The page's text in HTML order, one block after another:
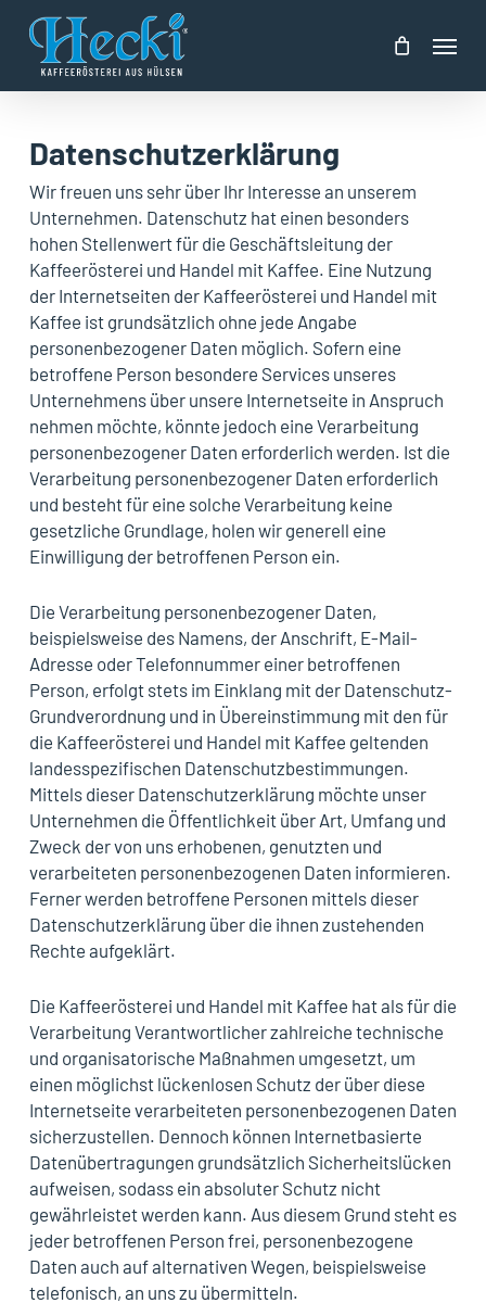
content
Menu
Datenschutzerklärung
Wir freuen uns sehr über Ihr Interesse an unserem
Unternehmen. Datenschutz hat einen besonders
hohen Stellenwert für die Geschäftsleitung der
Kaffeerösterei und Handel mit Kaffee. Eine Nutzung
der Internetseiten der Kaffeerösterei und Handel mit
Kaffee ist grundsätzlich ohne jede Angabe
personenbezogener Daten möglich. Sofern eine
betroffene Person besondere Services unseres
Unternehmens über unsere Internetseite in Anspruch
nehmen möchte, könnte jedoch eine Verarbeitung
personenbezogener Daten erforderlich werden. Ist die
Verarbeitung personenbezogener Daten erforderlich
und besteht für eine solche Verarbeitung keine
gesetzliche Grundlage, holen wir generell eine
Einwilligung der betroffenen Person ein.
Die Verarbeitung personenbezogener Daten,
beispielsweise des Namens, der Anschrift, E-Mail-
Adresse oder Telefonnummer einer betroffenen
Person, erfolgt stets im Einklang mit der Datenschutz-
Grundverordnung und in Übereinstimmung mit den für
die Kaffeerösterei und Handel mit Kaffee geltenden
landesspezifischen Datenschutzbestimmungen.
Mittels dieser Datenschutzerklärung möchte unser
Unternehmen die Öffentlichkeit über Art, Umfang und
Zweck der von uns erhobenen, genutzten und
verarbeiteten personenbezogenen Daten informieren.
Ferner werden betroffene Personen mittels dieser
Datenschutzerklärung über die ihnen zustehenden
Rechte aufgeklärt.
Die Kaffeerösterei und Handel mit Kaffee hat als für die
Verarbeitung Verantwortlicher zahlreiche technische
und organisatorische Maßnahmen umgesetzt, um
einen möglichst lückenlosen Schutz der über diese
Internetseite verarbeiteten personenbezogenen Daten
sicherzustellen. Dennoch können Internetbasierte
Datenübertragungen grundsätzlich Sicherheitslücken
aufweisen, sodass ein absoluter Schutz nicht
gewährleistet werden kann. Aus diesem Grund steht es
jeder betroffenen Person frei, personenbezogene
Daten auch auf alternativen Wegen, beispielsweise
telefonisch, an uns zu übermitteln.